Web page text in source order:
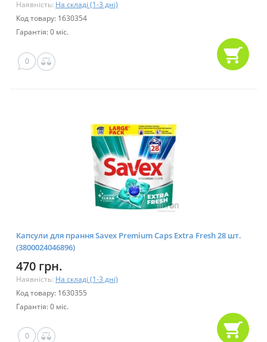
Наявність: На складі (1-3 дні)
Код товару: 1630354
Гарантія: 0 міс.
0
Капсули для прання Savex Premium Caps Extra Fresh 28 шт.
(3800024046896)
470 грн.
Наявність: На складі (1-3 дні)
Код товару: 1630355
Гарантія: 0 міс.
0